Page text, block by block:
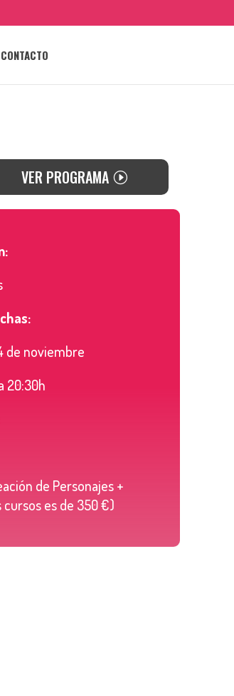
CONTACTO
VER PROGRAMA
de noviembre
20:30h
de Personajes +
es de 350 €)